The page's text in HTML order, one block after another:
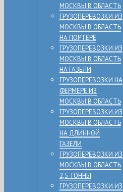
МОСКВЫ В ОБЛАСТЬ
ГРУЗОПЕРЕВОЗКИ ИЗ
МОСКВЫ В ОБЛАСТЬ
НА ПОРТЕРЕ
ГРУЗОПЕРЕВОЗКИ ИЗ
МОСКВЫ В ОБЛАСТЬ
НА ГАЗЕЛИ
ГРУЗОПЕРЕВОЗКИ НА
ФЕРМЕРЕ ИЗ
МОСКВЫ В ОБЛАСТЬ
ГРУЗОПЕРЕВОЗКИ ИЗ
МОСКВЫ В ОБЛАСТЬ
НА ДЛИННОЙ
ГАЗЕЛИ
ГРУЗОПЕРЕВОЗКИ ИЗ
МОСКВЫ В ОБЛАСТЬ
2,5 ТОННЫ
ГРУЗОПЕРЕВОЗКИ ИЗ